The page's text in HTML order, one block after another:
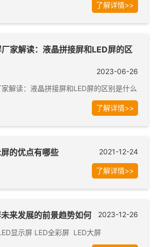
了解详情>>
家解读：液晶拼接屏和LED屏的区
2023-06-26
解读：液晶拼接屏和LED屏的区别是什么
了解详情>>
的优点有哪些 2021-12-24
了解详情>>
来发展的前景趋势如何 2023-12-26
显示屏 LED全彩屏 LED大屏